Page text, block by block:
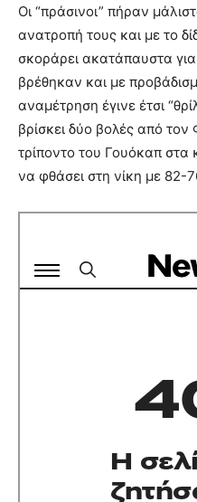
Οι “πράσινοι” πήραν
ανατροπή τους και με το
σκοράρει ακατάπαυστα
βρέθηκαν και με
αναμέτρηση έγινε έτσι
βρίσκει δύο βολές από
τρίποντο του Γουόκαπ στα
να φθάσει στη νίκη με 82-